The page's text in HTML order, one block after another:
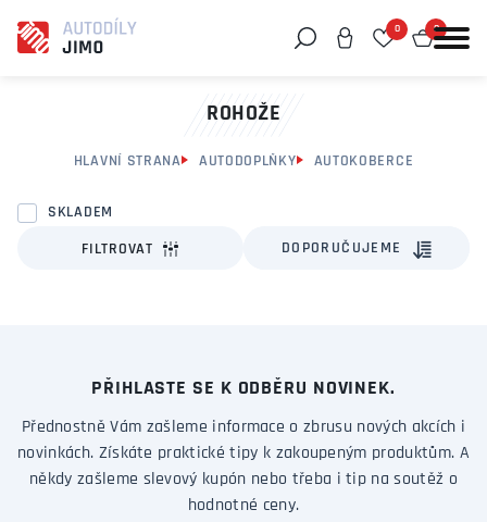
0 0
ROHOŽE
HLAVNÍ STRANA AUTODOPLŇKY AUTOKOBERCE
SKLADEM
FILTROVAT DOPORUČUJEME
PŘIHLASTE SE K ODBĚRU NOVINEK.
Přednostně Vám zašleme informace o zbrusu nových akcích i
novinkách. Získáte praktické tipy k zakoupeným produktům. A
někdy zašleme slevový kupón nebo třeba i tip na soutěž o
hodnotné ceny.
Můžeme vám pomoci něco najít?